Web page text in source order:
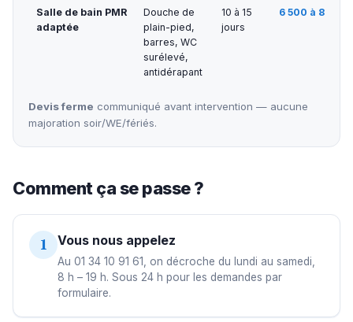
Salle de bain PMR
adaptée
Douche de
plain-pied,
barres, WC
surélevé,
antidérapant
10 à 15
jours
6 500 à 8 000
Devis ferme communiqué avant intervention — aucune
majoration soir/WE/fériés.
Comment ça se passe ?
1 Vous nous appelez
Au 01 34 10 91 61, on décroche du lundi au samedi,
8 h – 19 h. Sous 24 h pour les demandes par
formulaire.